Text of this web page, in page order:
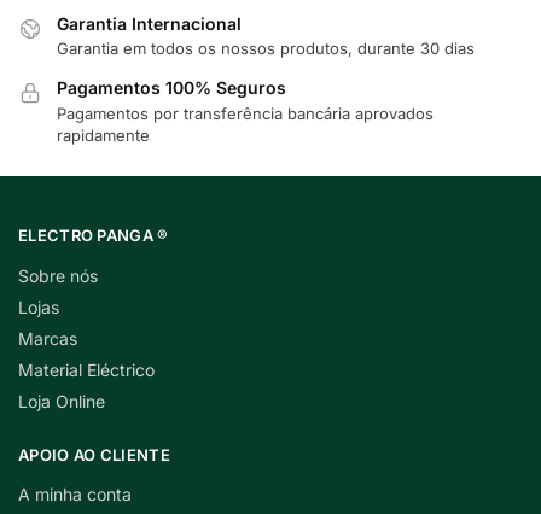
Garantia Internacional
Garantia em todos os nossos produtos, durante 30 dias
Pagamentos 100% Seguros
Pagamentos por transferência bancária aprovados
rapidamente
ELECTRO PANGA ®
Sobre nós
Lojas
Marcas
Material Eléctrico
Loja Online
APOIO AO CLIENTE
A minha conta